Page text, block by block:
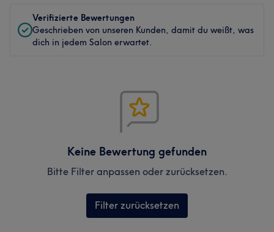
Verifizierte Bewertungen
Geschrieben von unseren Kunden, damit du weißt, was
dich in jedem Salon erwartet.
Keine Bewertung gefunden
Bitte Filter anpassen oder zurücksetzen.
Filter zurücksetzen